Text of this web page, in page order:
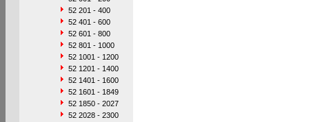
52 201 - 400
52 401 - 600
52 601 - 800
52 801 - 1000
52 1001 - 1200
52 1201 - 1400
52 1401 - 1600
52 1601 - 1849
52 1850 - 2027
52 2028 - 2300